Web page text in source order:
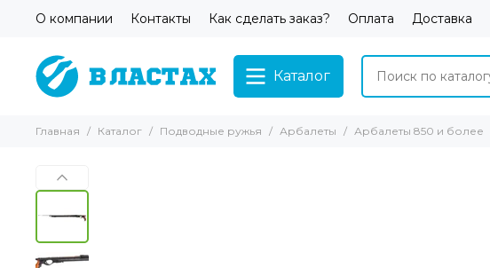
О компании Контакты Как сделать заказ? Оплата Доставка
Каталог
Главная Каталог Подводные ружья Арбалеты Арбалеты 850 и более